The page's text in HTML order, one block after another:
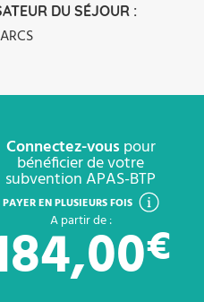
DU SÉJOUR :
Connectez-vous pour
bénéficier de votre
subvention APAS-BTP
PAYER EN PLUSIEURS FOIS
A partir de : €